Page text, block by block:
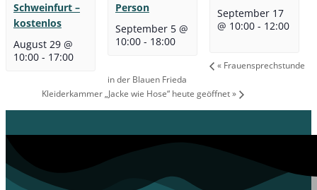
Schweinfurt –
kostenlos
August 29 @
10:00- 17:00
Person
September 5 @
10:00- 18:00
September 17
@ 10:00- 12:00
«Frauensprechstunde
in der Blauen Frieda
Kleiderkammer „Jacke wie Hose“ heute geöffnet»